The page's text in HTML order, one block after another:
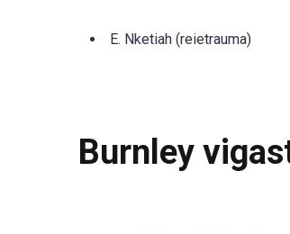
E. Nketiah (reietrauma)
Burnley